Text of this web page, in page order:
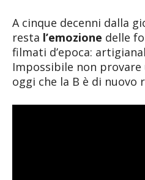
A cinque decenni dalla
resta l’emozione delle
filmati d’epoca:
Impossibile non
oggi che la B è di nuovo